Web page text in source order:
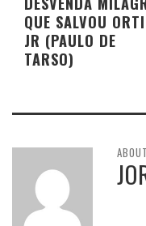
QUE SALVOU
JR (PAULO DE
TARSO)